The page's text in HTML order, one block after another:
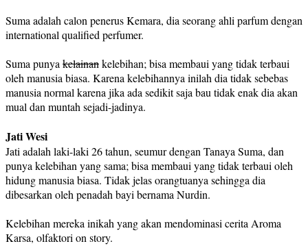
Suma adalah calon penerus Kemara, dia seorang ahli parfum dengan
international qualified perfumer.
Suma punya kelainankelebihan; bisa membaui yang tidak terbaui
oleh manusia biasa. Karena kelebihannya inilah dia tidak sebebas
manusia normal karena jika ada sedikit saja bau tidak enak dia akan
mual dan muntah sejadi-jadinya.
Jati Wesi
Jati adalah laki-laki 26 tahun, seumur dengan Tanaya Suma, dan
punya kelebihan yang sama; bisa membaui yang tidak terbaui oleh
hidung manusia biasa. Tidak jelas orangtuanya sehingga dia
dibesarkan oleh penadah bayi bernama Nurdin.
Kelebihan mereka inikah yang akan mendominasi cerita Aroma
Karsa, olfaktori on story.